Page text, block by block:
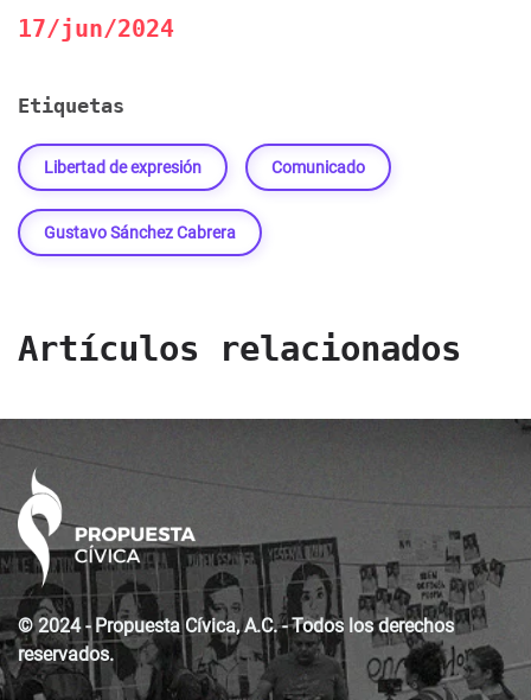
17/jun/2024
Etiquetas
Libertad de expresión Comunicado
Gustavo Sánchez Cabrera
Artículos relacionados
© 2024 - Propuesta Cívica, A.C. - Todos los derechos
reservados.